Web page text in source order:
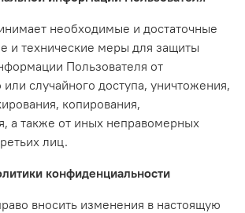
необходимые и достаточные
и технические меры для защиты
Пользователя от
случайного доступа, уничтожения,
копирования,
а также от иных неправомерных
лиц.
конфиденциальности
вносить изменения в настоящую